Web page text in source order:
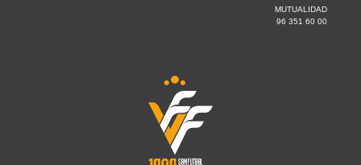
MUTUALIDAD
96 351 60 00